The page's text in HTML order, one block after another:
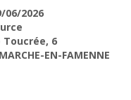
06/2026
Toucrée, 6
EN-FAMENNE